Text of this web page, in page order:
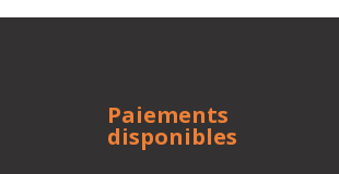
Paiements
disponibles